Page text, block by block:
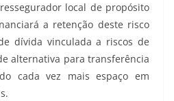
local de propósito
a retenção deste risco
dívida vinculada a riscos de
alternativa para transferência
cada vez mais espaço em